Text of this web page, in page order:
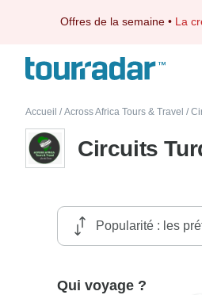
Offres de la semaine • La
Accueil / Across Africa Tours & Travel /
Circuits
Qui voyage ?